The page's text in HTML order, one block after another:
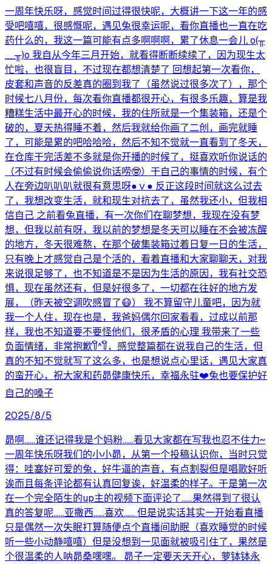
一周年快乐呀，感觉时间过得很快呢，大概讲一下这一年的感
受吧嘻嘻，很感慨呢，遇见兔很幸运呢，看你直播也一直在吃
药什么的，我这一篇可能有点多啊啊啊，累了休息一会儿 o(╥
﹏╥)o 我自从今年三月开始，就看得断断续续了，因为现生太
忙啦，也很盲目，不过现在都想清楚了 回想起第一次看你，
皮套和声音的反差真的圈到我了（虽然说过很多次了），那个
时候七八月份，每次看你直播都很开心，有很多乐趣，算是我
糟糕生活中最开心的时候，我的住所就是一个集装箱，还是个
破的，夏天热得睡不着，然后我就给你画了二创，画完就睡
了，可能是累的吧哈哈哈，然后不知不觉就一直看到了冬天，
在仓库干完活差不多就是你开播的时候了，挺喜欢听你说话的
（不过有时候会偷偷说你话唠🤓）干自己的事情的时候，有个
人在旁边叭叭叭就很有意思呀●ｖ● 反正这段时间就这么过去
了，我想改变生活，就和现生对抗去了，虽然我还小，但我相
信自己 之前看兔直播，有一次你们在聊梦想，我现在没有梦
想，但我以前有呀，我以前的梦想是冬天可以睡在不会被冻醒
的地方，冬天很难熬，在那个破集装箱过着日复一日的生活，
只有晚上才感觉自己是个活的，看着直播和大家聊聊天，对我
来说很足够了，也不知道是不是因为生活的原因，我有社交恐
惧，现在虽然还有，但是好很多了，一切都在往好的地方发
展，（昨天被空调吹感冒了😷） 我不算留守儿童吧，因为就
我一个人住，现在也是，我爸妈偶尔回家看看，过成以前那
样，我也不知道要不要怪他们，很矛盾的心理 我带来了一些
负面情绪，非常抱歉꒦ິ^꒦ິ，感觉整篇都在说我自己的生活，但
真的不知不觉就写了这么多，也是想说点心里话，遇见大家真
的蛮开心，祝大家和药昴健康快乐，幸福永驻❤️兔也要保护好
自己的嗓子
2025/8/5
昴啊……谁还记得我是个妈粉……看见大家都在写我也忍不住力~
一周年快乐呀我们的小小昴，从第一个投稿认识你，当时只觉
得：哇塞好可爱的兔，好牛逼的声音，有点割裂但是唱歌好听
诶而且每条评论都有认真回复诶，好温柔的样子。于是第一次
在一个完全陌生的up主的视频下面评论了……果然得到了很认
真的答复呢……亚撒西……喜欢…… 但是说实话其实一开始看直播
只是偶然一次失眠打算随便点个直播间助眠（喜欢睡觉的时候
听一些小动静嘻嘻）但是没想到一见面就被吸引住了，果然是
个很温柔的人呐昴桑嘿嘿。 昴子一定要天天开心，萝钵钵永